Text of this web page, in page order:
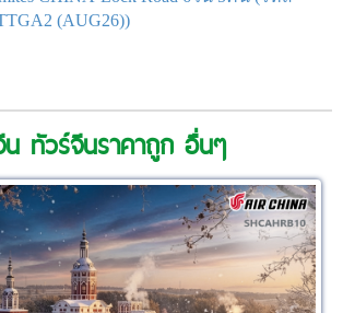
(AUG26))
น ทัวร์จีนราคาถูก อื่นๆ